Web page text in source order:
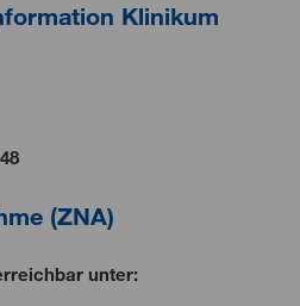
Klinikum
(ZNA)
unter: